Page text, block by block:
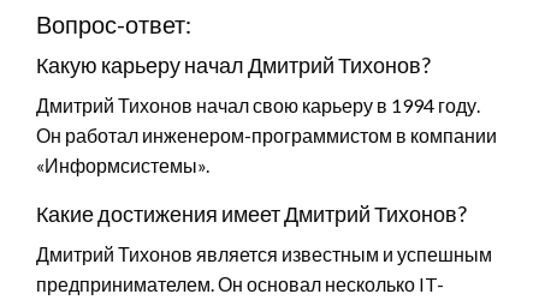
Вопрос-ответ:
Какую карьеру начал Дмитрий Тихонов?
Дмитрий Тихонов начал свою карьеру в 1994 году.
Он работал инженером-программистом в компании
«Информсистемы».
Какие достижения имеет Дмитрий Тихонов?
Дмитрий Тихонов является известным и успешным
предпринимателем. Он основал несколько IT-